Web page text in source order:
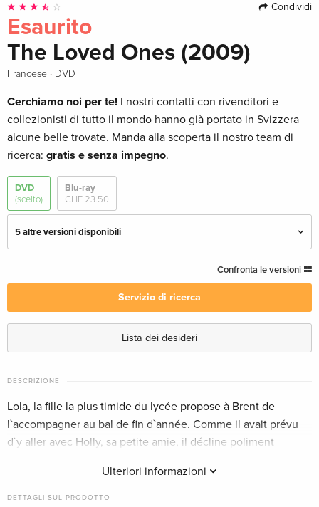
Condividi
Esaurito
The Loved Ones (2009)
Francese · DVD
Cerchiamo noi per te! I nostri contatti con rivenditori e
collezionisti di tutto il mondo hanno già portato in Svizzera
alcune belle trovate. Manda alla scoperta il nostro team di
ricerca: gratis e senza impegno.
DVD
(scelto)
Blu-ray
CHF 23.50
5 altre versioni disponibili
CHF 19.50
Inglese · US Version
Edizione standard
Tedesco
Confronta le versioni
Servizio di ricerca
Lista dei desideri
DESCRIZIONE
Ulteriori informazioni
Lola, la fille la plus timide du lycée propose à Brent de
l`accompagner au bal de fin d`année. Comme il avait prévu
d`y aller avec Holly, sa petite amie, il décline poliment
DETTAGLI SUL PRODOTTO